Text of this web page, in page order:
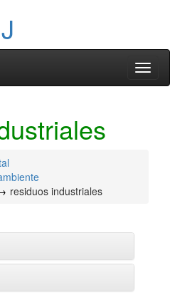
residuos industriales